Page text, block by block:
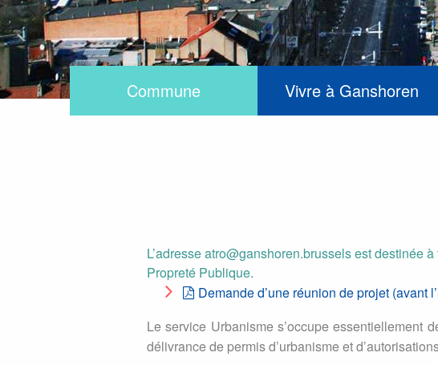
Commune Vivre à Ganshoren
L’adresseatro@ganshoren.brusselsest destinée à
Propreté Publique.
Demande d’une réunion de projet (avant
Le service Urbanisme s’occupe essentiellement
délivrance de permis d’urbanisme et